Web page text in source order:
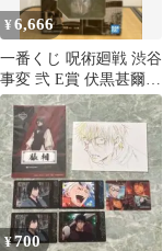
¥6,666
一番くじ 呪術廻戦 渋谷
事変 弐 E賞 伏黒甚爾
フィギュア
¥700